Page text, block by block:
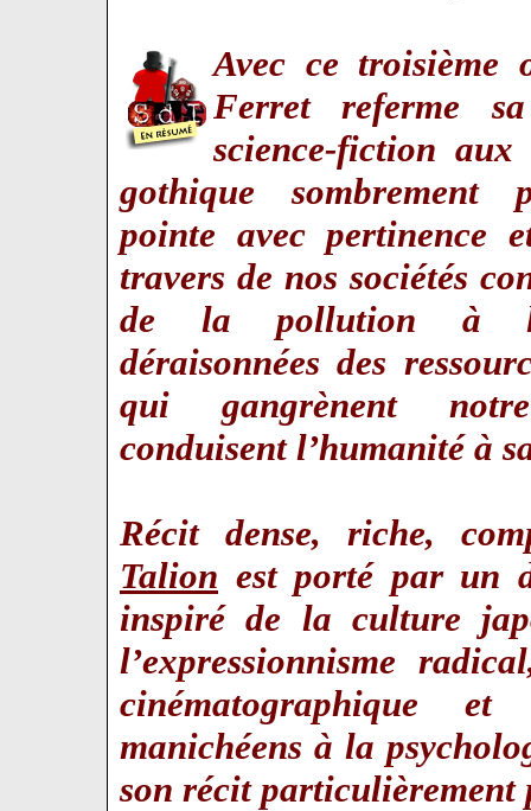
Avec ce troisième
Ferret referme
science-fiction aux
gothique sombrement
pointe avec pertinence
travers de nos sociétés
de la pollution à
déraisonnées des
qui gangrènent
conduisent l’humanité à
Récit dense, riche,
Talion est porté par un
inspiré de la culture
l’expressionnisme
cinématographique
manichéens à la
son récit particulièrement